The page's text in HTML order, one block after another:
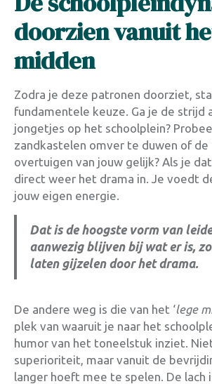
doorzien vanuit
midden
Zodra je deze patronen doorziet,
fundamentele keuze. Ga je de strijd
jongetjes op het schoolplein?
zandkastelen omver te duwen of de
overtuigen van jouw gelijk? Als je
direct weer het drama in. Je voedt
jouw eigen energie.
Dat is de hoogste vorm van
aanwezig blijven bij wat er is,
laten gijzelen door het drama.
De andere weg is die van het ‘lege
plek van waaruit je naar het
humor van het toneelstuk inziet.
superioriteit, maar vanuit de
langer hoeft mee te spelen. De lach